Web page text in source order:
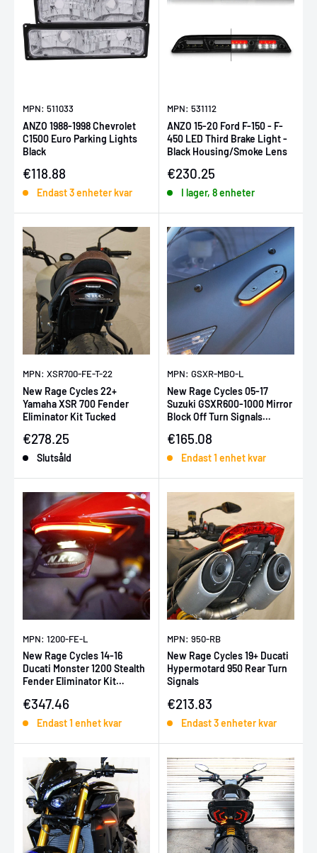
MPN: 511033
ANZO 1988-1998 Chevrolet
C1500 Euro Parking Lights
Black
Försäljningspris
€118.88
Endast 3 enheter kvar
MPN: 531112
ANZO 15-20 Ford F-150 - F-
450 LED Third Brake Light -
Black Housing/Smoke Lens
Försäljningspris
€230.25
I lager, 8 enheter
MPN: XSR700-FE-T-22
New Rage Cycles 22+
Yamaha XSR 700 Fender
Eliminator Kit Tucked
Försäljningspris
€278.25
Slutsåld
MPN: GSXR-MBO-L
New Rage Cycles 05-17
Suzuki GSXR600-1000 Mirror
Block Off Turn Signals
Försäljningspris
€165.08
Endast 1 enhet kvar
MPN: 1200-FE-L
New Rage Cycles 14-16
Ducati Monster 1200 Stealth
Fender Eliminator Kit
Försäljningspris
€347.46
Endast 1 enhet kvar
MPN: 950-RB
New Rage Cycles 19+ Ducati
Hypermotard 950 Rear Turn
Signals
Försäljningspris
€213.83
Endast 3 enheter kvar